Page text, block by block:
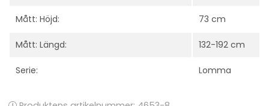
Mått: Höjd: 73 cm
Mått: Längd: 132-192 cm
Serie: Lomma